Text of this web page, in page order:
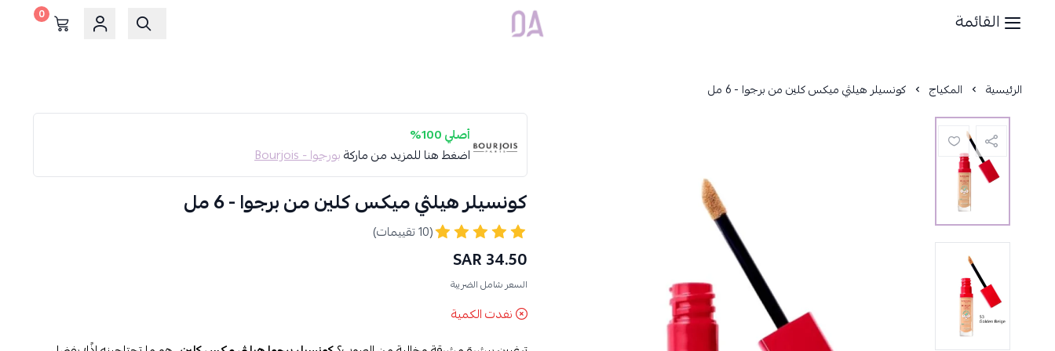
القائمة Dar Alamirat
0
الرئيسية المكياج كونسيلر هيلثي ميكس كلين من برجوا - 6 مل
أصلي 100%
اضغط هنا للمزيد من ماركةبورجوا - Bourjois
كونسيلر هيلثي ميكس كلين من برجوا - 6 مل
(10 تقييمات)
34.50 SAR
السعر شامل الضريبة
نفدت الكمية